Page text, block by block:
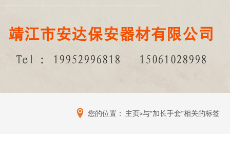
您的位置： 主页>与“加长手套”相关的标签